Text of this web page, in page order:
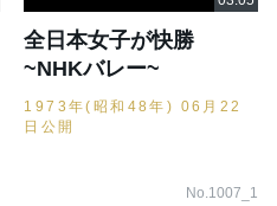
全日本女子が快勝
~NHKバレー~
1973年(昭和48年) 06月22
日公開
No.1007_1